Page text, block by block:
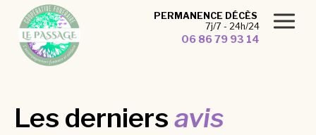
Panneau de gestion des cookies
PERMANENCE DÉCÈS
7j/7 - 24h/24
06 86 79 93 14
Les derniers avis